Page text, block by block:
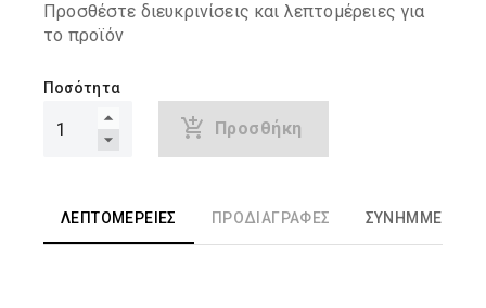
Προσθέστε διευκρινίσεις και λεπτομέρειες για
το προϊόν
Ποσότητα
Προσθήκη
ΛΕΠΤΟΜΈΡΕΙΕΣ ΠΡΟΔΙΑΓΡΑΦΈΣ ΣΥΝΗΜΜΈΝΑ